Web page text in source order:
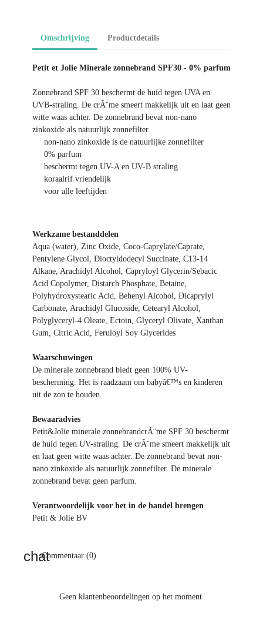
Omschrijving Productdetails
Petit et Jolie Minerale zonnebrand SPF30 - 0% parfum
Zonnebrand SPF 30 beschermt de huid tegen UVA en
UVB-straling. De crÃ¨me smeert makkelijk uit en laat geen
witte waas achter. De zonnebrand bevat non-nano
zinkoxide als natuurlijk zonnefilter.
non-nano zinkoxide is de natuurlijke zonnefilter
0% parfum
beschermt tegen UV-A en UV-B straling
koraalrif vriendelijk
voor alle leeftijden
Werkzame bestanddelen
Aqua (water), Zinc Oxide, Coco-Caprylate/Caprate,
Pentylene Glycol, Dioctyldodecyl Succinate, C13-14
Alkane, Arachidyl Alcohol, Capryloyl Glycerin/Sebacic
Acid Copolymer, Distarch Phosphate, Betaine,
Polyhydroxystearic Acid, Behenyl Alcohol, Dicaprylyl
Carbonate, Arachidyl Glucoside, Cetearyl Alcohol,
Polyglyceryl-4 Oleate, Ectoin, Glyceryl Olivate, Xanthan
Gum, Citric Acid, Feruloyl Soy Glycerides
Waarschuwingen
De minerale zonnebrand biedt geen 100% UV-
bescherming. Het is raadzaam om babyâ€™s en kinderen
uit de zon te houden.
Bewaaradvies
Petit&Jolie minerale zonnebrandcrÃ¨me SPF 30 beschermt
de huid tegen UV-straling. De crÃ¨me smeert makkelijk uit
en laat geen witte waas achter. De zonnebrand bevat non-
nano zinkoxide als natuurlijk zonnefilter. De minerale
zonnebrand bevat geen parfum.
Verantwoordelijk voor het in de handel brengen
Petit & Jolie BV
Commentaar (0)
Geen klantenbeoordelingen op het moment.